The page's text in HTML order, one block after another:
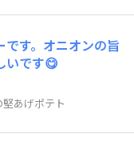
す。オニオンの旨
いです😋
あげポテト